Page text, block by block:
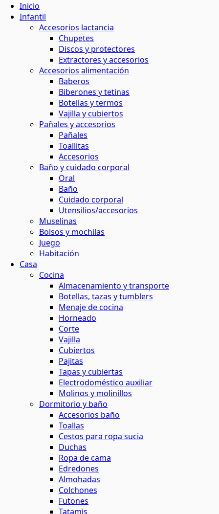
Inicio
Infantil
Accesorios lactancia
Chupetes
Discos y protectores
Extractores y accesorios
Accesorios alimentación
Baberos
Biberones y tetinas
Botellas y termos
Vajilla y cubiertos
Pañales y accesorios
Pañales
Toallitas
Accesorios
Baño y cuidado corporal
Oral
Baño
Cuidado corporal
Utensilios/accesorios
Muselinas
Bolsos y mochilas
Juego
Habitación
Casa
Cocina
Almacenamiento y transporte
Botellas, tazas y tumblers
Menaje de cocina
Horneado
Corte
Vajilla
Cubiertos
Pajitas
Tapas y cubiertas
Electrodoméstico auxiliar
Molinos y molinillos
Dormitorio y baño
Accesorios baño
Toallas
Cestos para ropa sucia
Duchas
Ropa de cama
Edredones
Almohadas
Colchones
Futones
Tatamis